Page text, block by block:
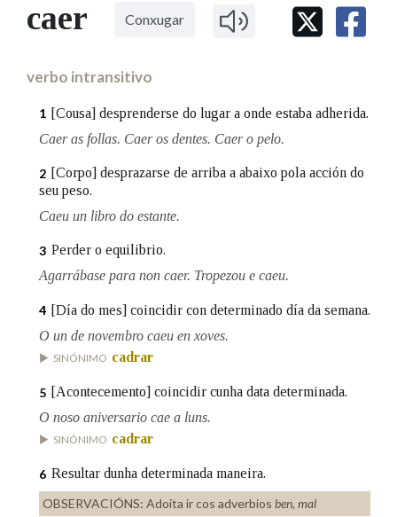
IDENTIDADE CORPORATIVA
MARCIAL DEL ADALID
FIGURAS HOMENAXEADAS
PRIMAVERA DAS LETRAS
PORTAL DAS PALABRAS
Facebook
TwitterYoutubeInstagram
Bluesky
BUSCAR NOS LEMAS
Contén
BUSCAR NO CONTIDO
Nas definicións
Na fraseoloxía
caer Conxugar
verbo intransitivo
1 [Cousa] desprenderse do lugar a onde estaba adherida.
Caer as follas. Caer os dentes. Caer o pelo.
2 [Corpo] desprazarse de arriba a abaixo pola acción do
seu peso.
Caeu un libro do estante.
3 Perder o equilibrio.
Agarrábase para non caer. Tropezou e caeu.
4 [Día do mes] coincidir con determinado día da semana.
O un de novembro caeu en xoves.
SINÓNIMO cadrar
5 [Acontecemento] coincidir cunha data determinada.
O noso aniversario cae a luns.
SINÓNIMO cadrar
6 Resultar dunha determinada maneira.
OBSERVACIÓNS: Adoita ir cos adverbios ben, mal